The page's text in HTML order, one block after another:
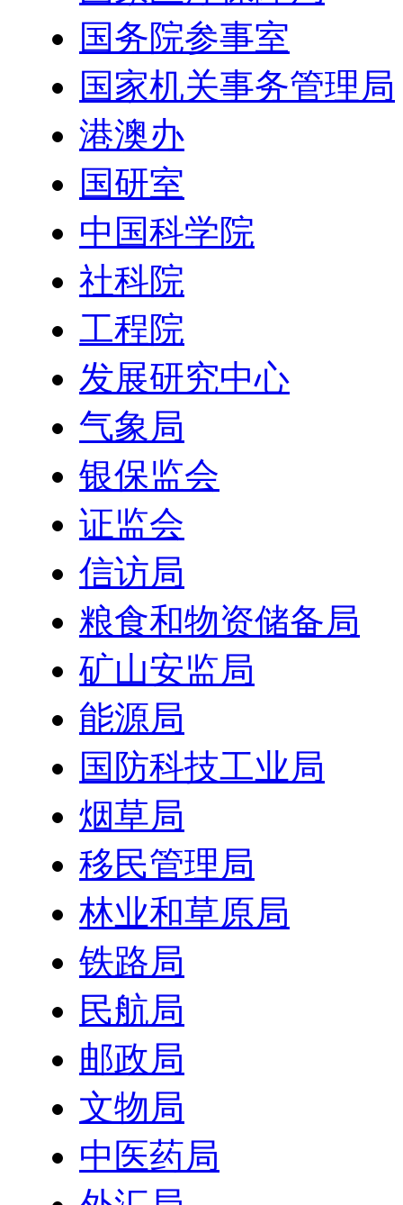
国务院参事室
国家机关事务管理局
港澳办
国研室
中国科学院
社科院
工程院
发展研究中心
气象局
银保监会
证监会
信访局
粮食和物资储备局
矿山安监局
能源局
国防科技工业局
烟草局
移民管理局
林业和草原局
铁路局
民航局
邮政局
文物局
中医药局